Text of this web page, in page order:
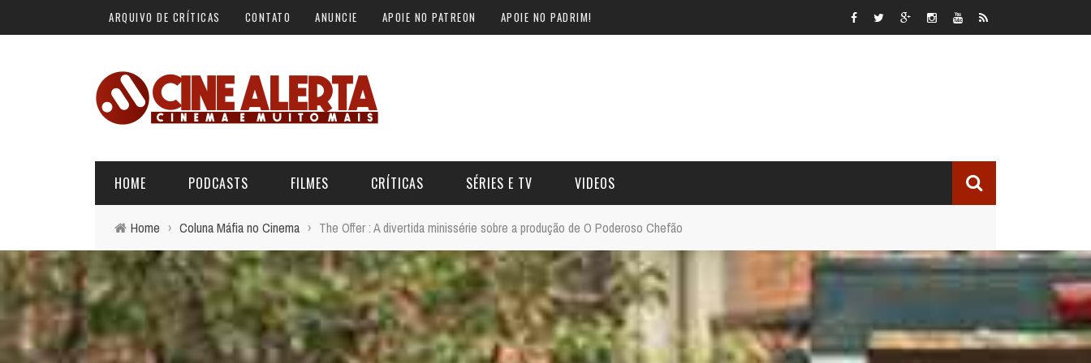
ARQUIVO DE CRÍTICAS CONTATO ANUNCIE APOIE NO PATREON APOIE NO PADRIM!
HOME PODCASTS
ALERTA VERMELHO
ALERTA DE SPOILER
FORA DA CURVA
FILMES CRÍTICAS SÉRIES E TV
ÚLTIMAS REVIEWS
VIDEOS
BÁSICO DO CINEMA
CINERAMA
Home › Coluna Máfia no Cinema › The Offer : A divertida minissérie sobre a produção de O Poderoso Chefão